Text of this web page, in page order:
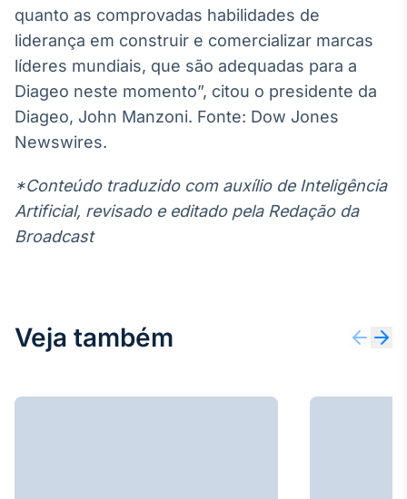
APIs para
conteúdos e
dados
Broadcast
Ticker
notícias
Wallboard
quanto as comprovadas habilidades de
liderança em construir e comercializar marcas
líderes mundiais, que são adequadas para a
Diageo neste momento”, citou o presidente da
Diageo, John Manzoni. Fonte: Dow Jones
Newswires.
*Conteúdo traduzido com auxílio de Inteligência
Artificial, revisado e editado pela Redação da
Broadcast
Veja também